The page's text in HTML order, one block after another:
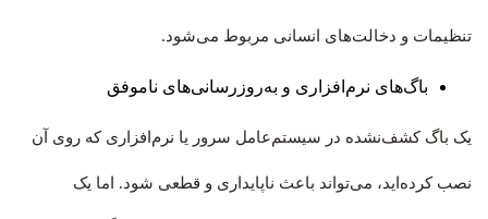
تنظیمات و دخالت‌های انسانی مربوط می‌شود.
باگ‌های نرم‌افزاری و به‌روزرسانی‌های ناموفق
یک باگ کشف‌نشده در سیستم‌عامل سرور یا نرم‌افزاری که روی آن
نصب کرده‌اید، می‌تواند باعث ناپایداری و قطعی شود. اما یک